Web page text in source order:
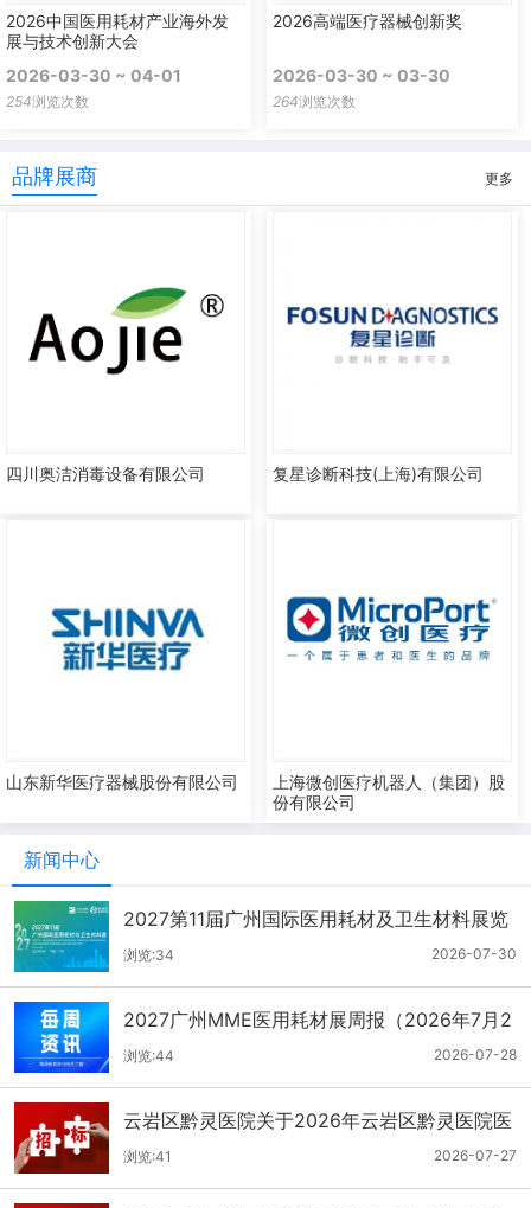
2026中国医用耗材产业海外发
展与技术创新大会
2026-03-30 ~ 04-01
254浏览次数
2026高端医疗器械创新奖
2026-03-30 ~ 03-30
264浏览次数
品牌展商 更多
四川奥洁消毒设备有限公司 复星诊断科技(上海)有限公司
山东新华医疗器械股份有限公司
上海微创医疗机器人（集团）股
份有限公司
新闻中心
2027第11届广州国际医用耗材及卫生材料展览
会（2026.7.21-7.27周报）
2026-07-30
浏览:34
2027广州MME医用耗材展周报（2026年7月2
1-27日）
2026-07-28
浏览:44
云岩区黔灵医院关于2026年云岩区黔灵医院医
用耗材采购项目（品目三）三次招标的公开招
标公告
2026-07-27
浏览:41